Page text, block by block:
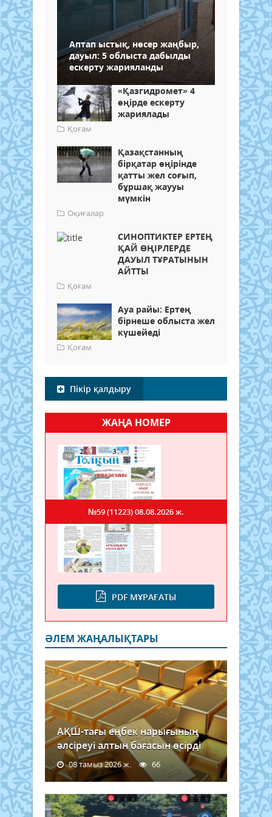
Аптап ыстық, нөсер жаңбыр,
дауыл: 5 облыста дабылды
ескерту жарияланды
«Қазгидромет» 4
өңірде ескерту
жариялады
Қоғам
Қазақстанның
бірқатар өңірінде
қатты жел соғып,
бұршақ жаууы
мүмкін
Оқиғалар
СИНОПТИКТЕР ЕРТЕҢ
ҚАЙ ӨҢІРЛЕРДЕ
ДАУЫЛ ТҰРАТЫНЫН
АЙТТЫ
Қоғам
Ауа райы: Ертең
бірнеше облыста жел
күшейеді
Қоғам
Пікір қалдыру
ЖАҢА НОМЕР
PDF МҰРАҒАТЫ
№59 (11223)08.08.2026 ж.
ӘЛЕМ ЖАҢАЛЫҚТАРЫ
АҚШ-тағы еңбек нарығының
әлсіреуі алтын бағасын өсірді
08 тамыз 2026 ж. 66